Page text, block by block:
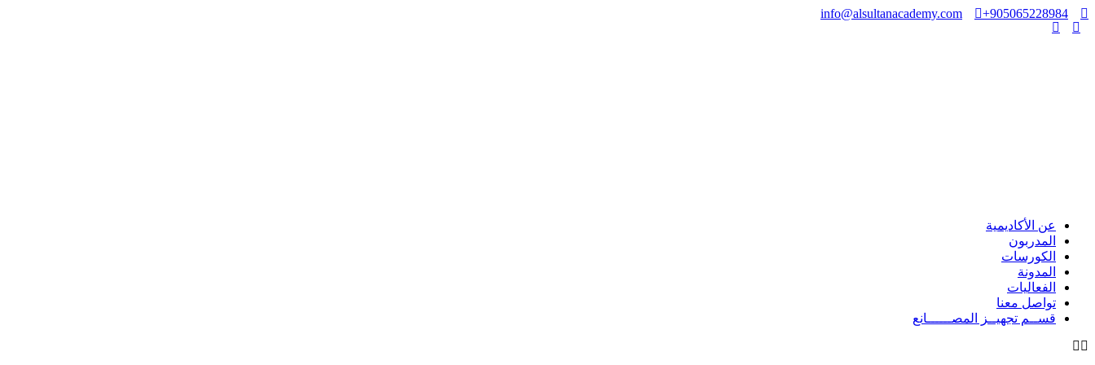
905065228984+
info@alsultanacademy.com
عن الأكاديمية
المدربون
الكورسات
المدونة
الفعاليات
تواصل معنا
قســم تجهيــز المصــــــانع